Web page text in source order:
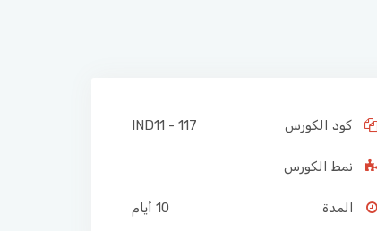
كود الكورس IND11 - 117
نمط الكورس
المدة 10 أيام